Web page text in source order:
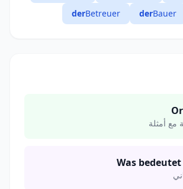
derBauer
derBetreuer
مع أمثلة
Was